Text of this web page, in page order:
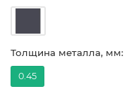
Толщина металла, мм:
0.45